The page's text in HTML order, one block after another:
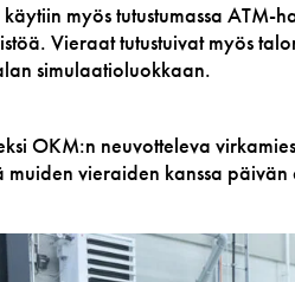
myös tutustumassa ATM-
Vieraat tutustuivat myös
simulaatioluokkaan.
OKM:n neuvotteleva
muiden vieraiden kanssa päivän